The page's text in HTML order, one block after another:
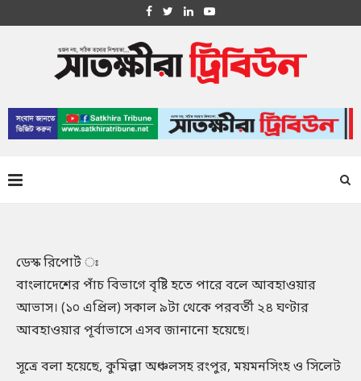
ডেস্ক রিপোর্ট ঃ
বাংলাদেশের পাঁচ বিভাগে বৃষ্টি হতে পারে বলে আবহাওয়ার
আভাস। (১০ এপ্রিল) সকাল ৯টা থেকে পরবর্তী ২৪ ঘণ্টার
আবহাওয়ার পূর্বাভাসে এসব জানানো হয়েছে।
সূত্রে বলা হয়েছে, কুমিল্লা অঞ্চলসহ রংপুর, ময়মনসিংহ ও সিলেট